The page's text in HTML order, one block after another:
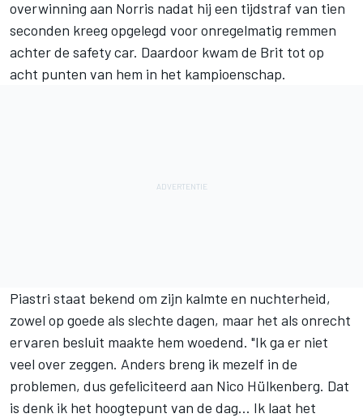
overwinning aan Norris nadat hij een tijdstraf van tien
seconden kreeg opgelegd voor onregelmatig remmen
achter de safety car. Daardoor kwam de Brit tot op
acht punten van hem in het kampioenschap.
Piastri staat bekend om zijn kalmte en nuchterheid,
zowel op goede als slechte dagen, maar het als onrecht
ervaren besluit maakte hem woedend. "Ik ga er niet
veel over zeggen. Anders breng ik mezelf in de
problemen, dus gefeliciteerd aan Nico Hülkenberg. Dat
is denk ik het hoogtepunt van de dag… Ik laat het